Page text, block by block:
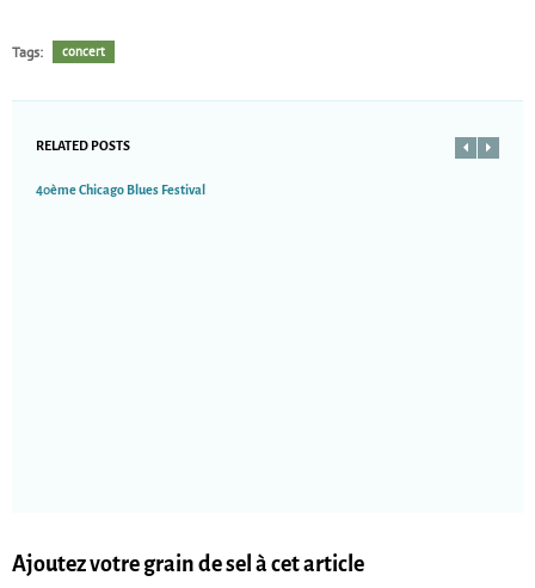
Tags: concert
RELATED POSTS
40ème Chicago Blues Festival
Ajoutez votre grain de sel à cet article